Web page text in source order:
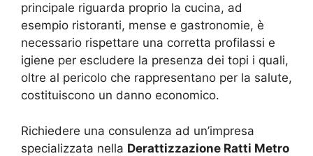
principale riguarda proprio la cucina, ad
esempio ristoranti, mense e gastronomie, è
necessario rispettare una corretta profilassi e
igiene per escludere la presenza dei topi i quali,
oltre al pericolo che rappresentano per la salute,
costituiscono un danno economico.
Richiedere una consulenza ad un’impresa
specializzata nella Derattizzazione Ratti Metro